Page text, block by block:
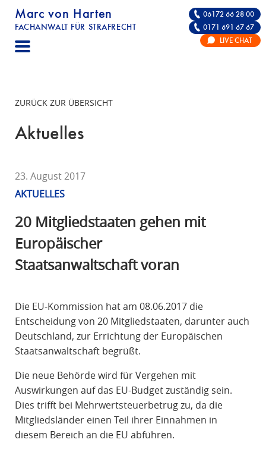
Marc von Harten
FACHANWALT FÜR STRAFRECHT
STRAFRECHT | RECHTSANWALT FÜR DIE
06172 66 28 00
0171 691 67 67
LIVE CHAT
ZURÜCK ZUR ÜBERSICHT
Aktuelles
23. August 2017
AKTUELLES
20 Mitgliedstaaten gehen mit
Europäischer
Staatsanwaltschaft voran
Die EU-Kommission hat am 08.06.2017 die
Entscheidung von 20 Mitgliedstaaten, darunter auch
Deutschland, zur Errichtung der Europäischen
Staatsanwaltschaft begrüßt.
Die neue Behörde wird für Vergehen mit
Auswirkungen auf das EU-Budget zuständig sein.
Dies trifft bei Mehrwertsteuerbetrug zu, da die
Mitgliedsländer einen Teil ihrer Einnahmen in
diesem Bereich an die EU abführen.